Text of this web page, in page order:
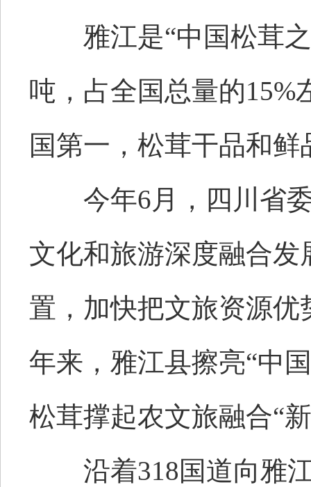
雅江是“中国松茸之
吨，占全国总量的15%
国第一，松茸干品和
今年6月，四川省委
文化和旅游深度融合
置，加快把文旅资源
年来，雅江县擦亮“中
松茸撑起农文旅融合“
沿着318国道向雅江